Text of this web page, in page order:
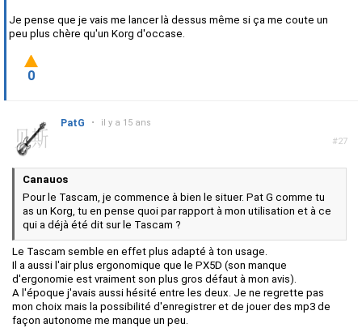
Je pense que je vais me lancer là dessus même si ça me coute un
peu plus chère qu'un Korg d'occase.
0
#27
PatG • il y a 15 ans
Canauos
Pour le Tascam, je commence à bien le situer. Pat G comme tu
as un Korg, tu en pense quoi par rapport à mon utilisation et à ce
qui a déjà été dit sur le Tascam ?
Le Tascam semble en effet plus adapté à ton usage.
Il a aussi l'air plus ergonomique que le PX5D (son manque
d'ergonomie est vraiment son plus gros défaut à mon avis).
A l'époque j'avais aussi hésité entre les deux. Je ne regrette pas
mon choix mais la possibilité d'enregistrer et de jouer des mp3 de
façon autonome me manque un peu.